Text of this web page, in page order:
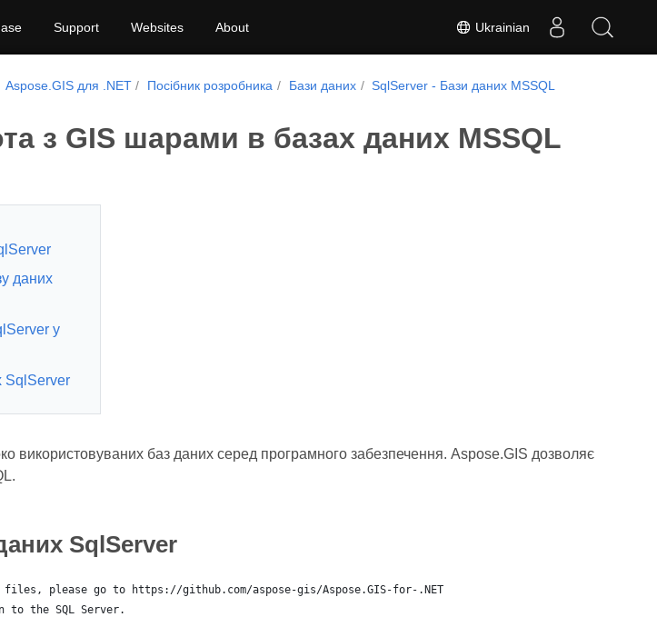
Ukrainian
Support Websites About
Aspose.GIS для .NET Посібник розробника Бази даних SqlServer - Бази даних MSSQL
з GIS шарами в базах даних MSSQL
даних
у
SqlServer
використовуваних баз даних серед програмного забезпечення. Aspose.GIS дозволяє
SqlServer
files, please go to https://github.com/aspose-gis/Aspose.GIS-for-.NET
the SQL Server.